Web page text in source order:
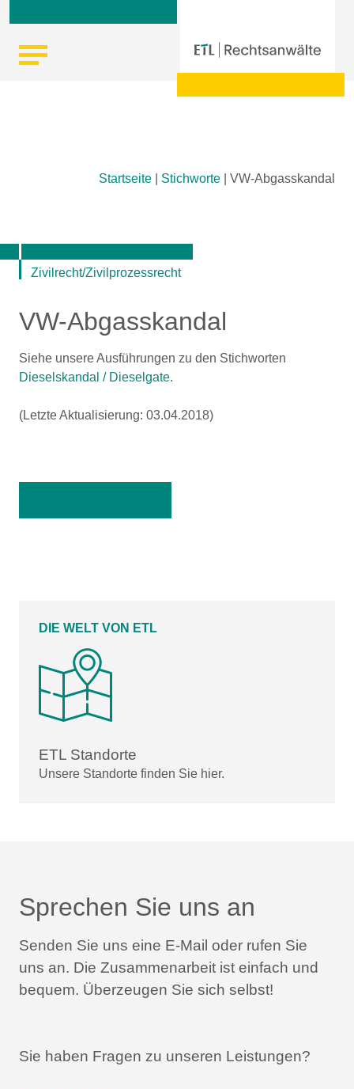
Startseite Stichworte VW-Abgasskandal
Zivilrecht/Zivilprozessrecht
VW-Abgasskandal
Siehe unsere Ausführungen zu den Stichworten
Dieselskandal / Dieselgate.
(Letzte Aktualisierung: 03.04.2018)
DIE WELT VON ETL
ETL Standorte
Unsere Standorte finden Sie hier.
Sprechen Sie uns an
Senden Sie uns eine E-Mail oder rufen Sie
uns an. Die Zusammenarbeit ist einfach und
bequem. Überzeugen Sie sich selbst!
Sie haben Fragen zu unseren Leistungen?